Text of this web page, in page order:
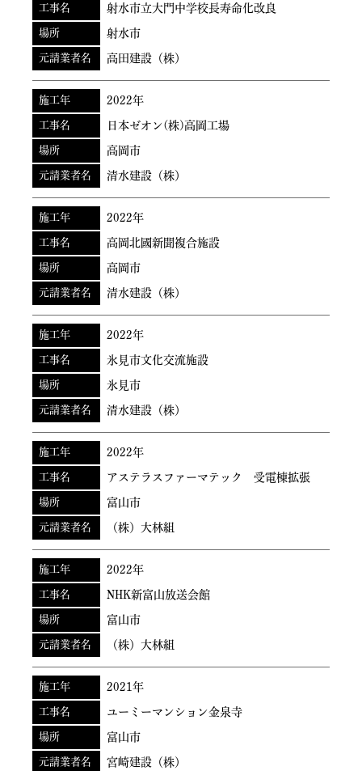
工事名 射水市立大門中学校長寿命化改良
場所 射水市
元請業者名 高田建設（株）
施工年 2022年
工事名 日本ゼオン(株)高岡工場
場所 高岡市
元請業者名 清水建設（株）
施工年 2022年
工事名 高岡北國新聞複合施設
場所 高岡市
元請業者名 清水建設（株）
施工年 2022年
工事名 氷見市文化交流施設
場所 氷見市
元請業者名 清水建設（株）
施工年 2022年
工事名 アステラスファーマテック 受電棟拡張
場所 富山市
元請業者名 （株）大林組
施工年 2022年
工事名 NHK新富山放送会館
場所 富山市
元請業者名 （株）大林組
施工年 2021年
工事名 ユーミーマンション金泉寺
場所 富山市
元請業者名 宮崎建設（株）